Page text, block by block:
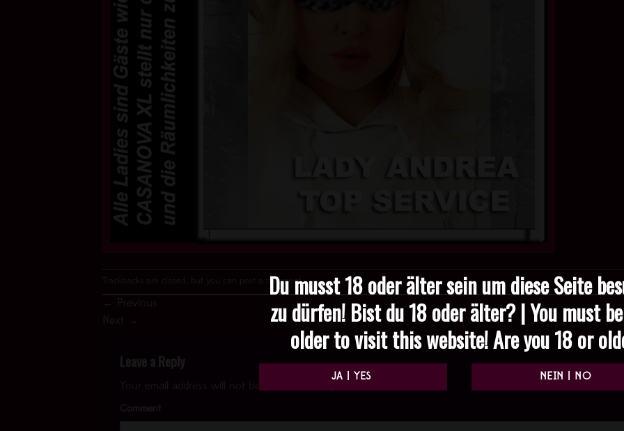
Du musst 18 oder älter sein um diese Seite
zu dürfen! Bist du 18 oder älter? | You must
older to visit this website! Are you 18 or
Trackbacks are closed, but you can post a comment.
←
Previous
→
Leave a Reply
Your email address will not be published.
Comment